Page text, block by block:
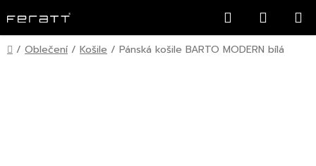
na
obsah
Hledat
KOŠÍK
Domů
/ Oblečení / Košile / Pánská košile BARTO MODERN bílá